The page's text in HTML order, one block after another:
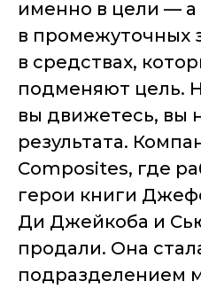
именно в цели — а
в промежуточных
в средствах,
подменяют цель.
вы движетесь, вы
результата.
Composites, где
герои книги
Ди Джейкоба и
продали. Она
подразделением